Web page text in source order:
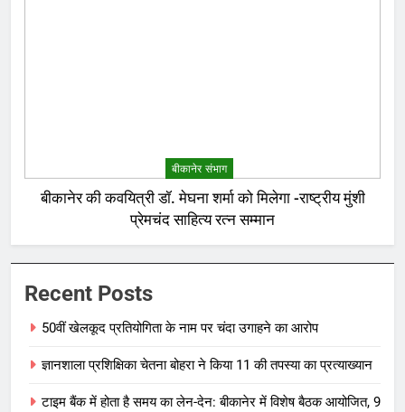
बीकानेर संभाग
बीकानेर की कवयित्री डॉ. मेघना शर्मा को मिलेगा -राष्ट्रीय मुंशी
प्रेमचंद साहित्य रत्न सम्मान
Recent Posts
50वीं खेलकूद प्रतियोगिता के नाम पर चंदा उगाहने का आरोप
ज्ञानशाला प्रशिक्षिका चेतना बोहरा ने किया 11 की तपस्या का प्रत्याख्यान
टाइम बैंक में होता है समय का लेन-देन: बीकानेर में विशेष बैठक आयोजित, 9